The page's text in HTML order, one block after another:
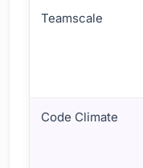
Teamscale
Code Climate